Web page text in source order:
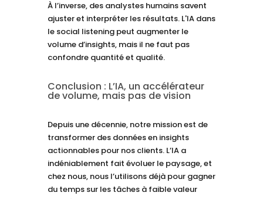
À l’inverse, des analystes humains savent
ajuster et interpréter les résultats. L'IA dans
le social listening peut augmenter le
volume d’insights, mais il ne faut pas
confondre quantité et qualité.
Conclusion : L’IA, un accélérateur
de volume, mais pas de vision
Depuis une décennie, notre mission est de
transformer des données en insights
actionnables pour nos clients. L’IA a
indéniablement fait évoluer le paysage, et
chez nous, nous l’utilisons déjà pour gagner
du temps sur les tâches à faible valeur